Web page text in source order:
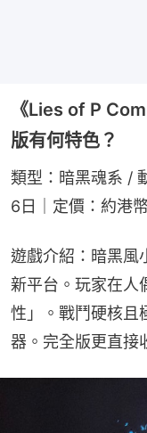
《Lies of P
版有何特色？
類型：暗黑魂系 /
6日｜定價：約港
遊戲介紹：暗黑風
新平台。玩家在人
性」。戰鬥硬核且
器。完全版更直接